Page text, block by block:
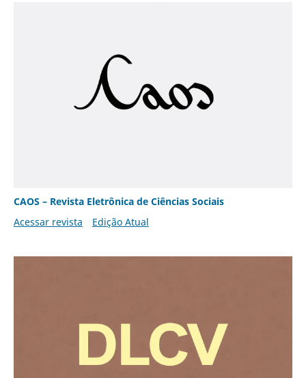
CAOS – Revista Eletrônica de Ciências Sociais
Acessar revista
Edição Atual